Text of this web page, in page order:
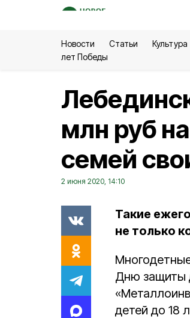
Новости Статьи Культура
лет Победы
млн руб
семей
2 июня 2020, 14:10
Такие
не только
Дню защиты
детей до 18